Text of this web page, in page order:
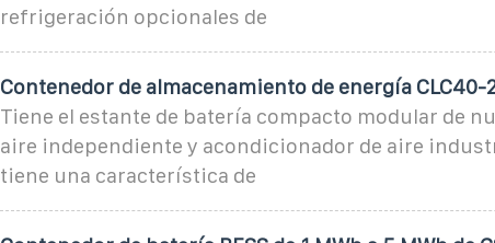
refrigeración opcionales de
Contenedor de almacenamiento de energía CLC40-
Tiene el estante de batería compacto modular de
aire independiente y acondicionador de aire
tiene una característica de